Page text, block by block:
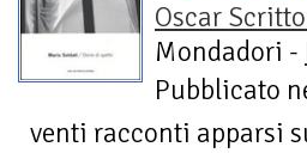
Oscar
Mondadori -
Pubblicato
venti racconti apparsi